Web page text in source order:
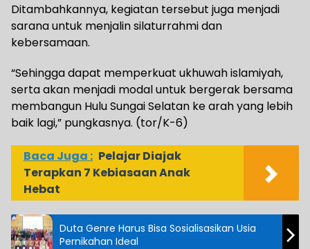
Ditambahkannya, kegiatan tersebut juga menjadi
sarana untuk menjalin silaturrahmi dan
kebersamaan.
“Sehingga dapat memperkuat ukhuwah islamiyah,
serta akan menjadi modal untuk bergerak bersama
membangun Hulu Sungai Selatan ke arah yang lebih
baik lagi,” pungkasnya. (tor/K-6)
Baca Juga : Pelajar Diajak
Terapkan 7 Kebiasaan Anak
Hebat
Duta Genre Harus Bisa Sosialisasikan Usia
Pernikahan Ideal